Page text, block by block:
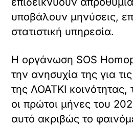
του πυρός στην Γάζα
δημόσια ο Σίσι της
https://
ανήκει στοΛΟΑΤΚΙ –